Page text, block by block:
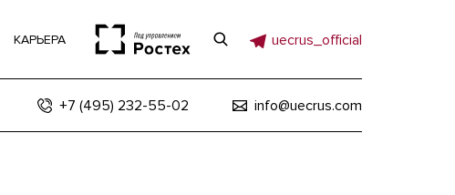
КАРЬЕРА uecrus_official
+7 (495) 232-55-02 info@uecrus.com